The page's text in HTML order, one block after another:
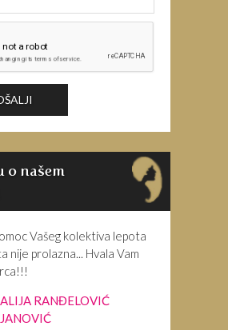
o našem
Vašeg kolektiva lepota
nije prolazna... Hvala Vam
RANĐELOVIĆ